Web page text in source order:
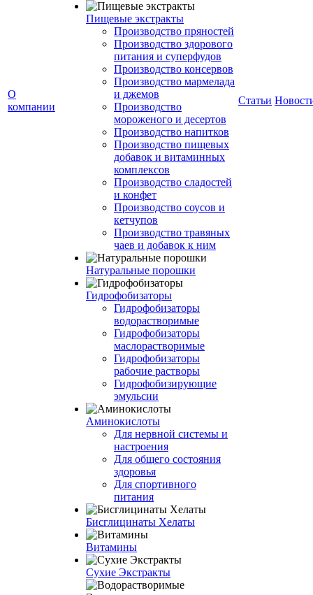
О
компании
Пищевые экстракты
Производство пряностей
Производство здорового
питания и суперфудов
Производство консервов
Производство мармелада
и джемов
Производство
мороженого и десертов
Производство напитков
Производство пищевых
добавок и витаминных
комплексов
Производство сладостей
и конфет
Производство соусов и
кетчупов
Производство травяных
чаев и добавок к ним
Натуральные порошки
Гидрофобизаторы
Гидрофобизаторы
водорастворимые
Гидрофобизаторы
маслорастворимые
Гидрофобизаторы
рабочие растворы
Гидрофобизирующие
эмульсии
Аминокислоты
Для нервной системы и
настроения
Для общего состояния
здоровья
Для спортивного
питания
Бисглицинаты Хелаты
Витамины
Сухие Экстракты
Статьи